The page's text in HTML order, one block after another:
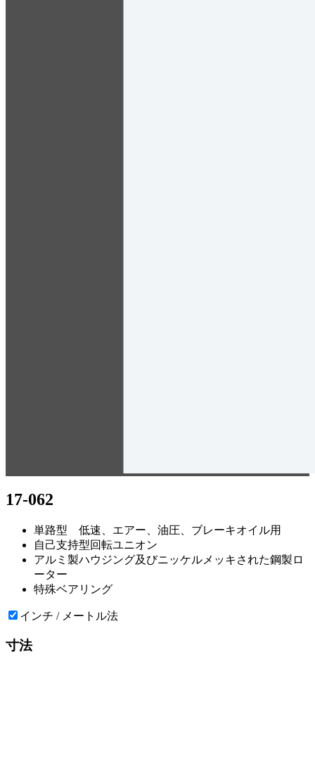
17-062
単路型 低速、エアー、油圧、ブレーキオイル用
自己支持型回転ユニオン
アルミ製ハウジング及びニッケルメッキされた鋼製ロ
ーター
特殊ベアリング
インチ / メートル法
寸法